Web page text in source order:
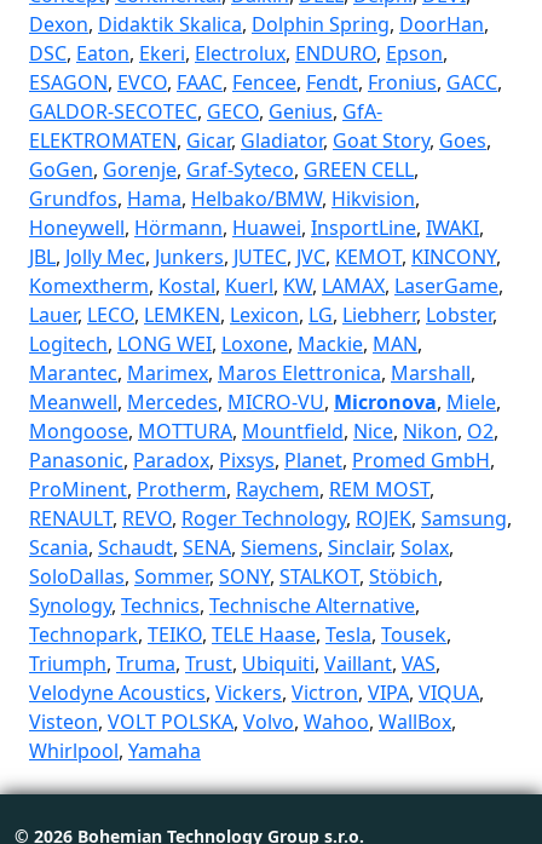
Dexon, Didaktik Skalica, Dolphin Spring, DoorHan,
DSC, Eaton, Ekeri, Electrolux, ENDURO, Epson,
ESAGON, EVCO, FAAC, Fencee, Fendt, Fronius, GACC,
GALDOR-SECOTEC, GECO, Genius, GfA-
ELEKTROMATEN, Gicar, Gladiator, Goat Story, Goes,
GoGen, Gorenje, Graf-Syteco, GREEN CELL,
Grundfos, Hama, Helbako/BMW, Hikvision,
Honeywell, Hörmann, Huawei, InsportLine, IWAKI,
JBL, Jolly Mec, Junkers, JUTEC, JVC, KEMOT, KINCONY,
Komextherm, Kostal, Kuerl, KW, LAMAX, LaserGame,
Lauer, LECO, LEMKEN, Lexicon, LG, Liebherr, Lobster,
Logitech, LONG WEI, Loxone, Mackie, MAN,
Marantec, Marimex, Maros Elettronica, Marshall,
Meanwell, Mercedes, MICRO-VU, Micronova, Miele,
Mongoose, MOTTURA, Mountfield, Nice, Nikon, O2,
Panasonic, Paradox, Pixsys, Planet, Promed GmbH,
ProMinent, Protherm, Raychem, REM MOST,
RENAULT, REVO, Roger Technology, ROJEK, Samsung,
Scania, Schaudt, SENA, Siemens, Sinclair, Solax,
SoloDallas, Sommer, SONY, STALKOT, Stöbich,
Synology, Technics, Technische Alternative,
Technopark, TEIKO, TELE Haase, Tesla, Tousek,
Triumph, Truma, Trust, Ubiquiti, Vaillant, VAS,
Velodyne Acoustics, Vickers, Victron, VIPA, VIQUA,
Visteon, VOLT POLSKA, Volvo, Wahoo, WallBox,
Whirlpool, Yamaha
© 2026 Bohemian Technology Group s.r.o.